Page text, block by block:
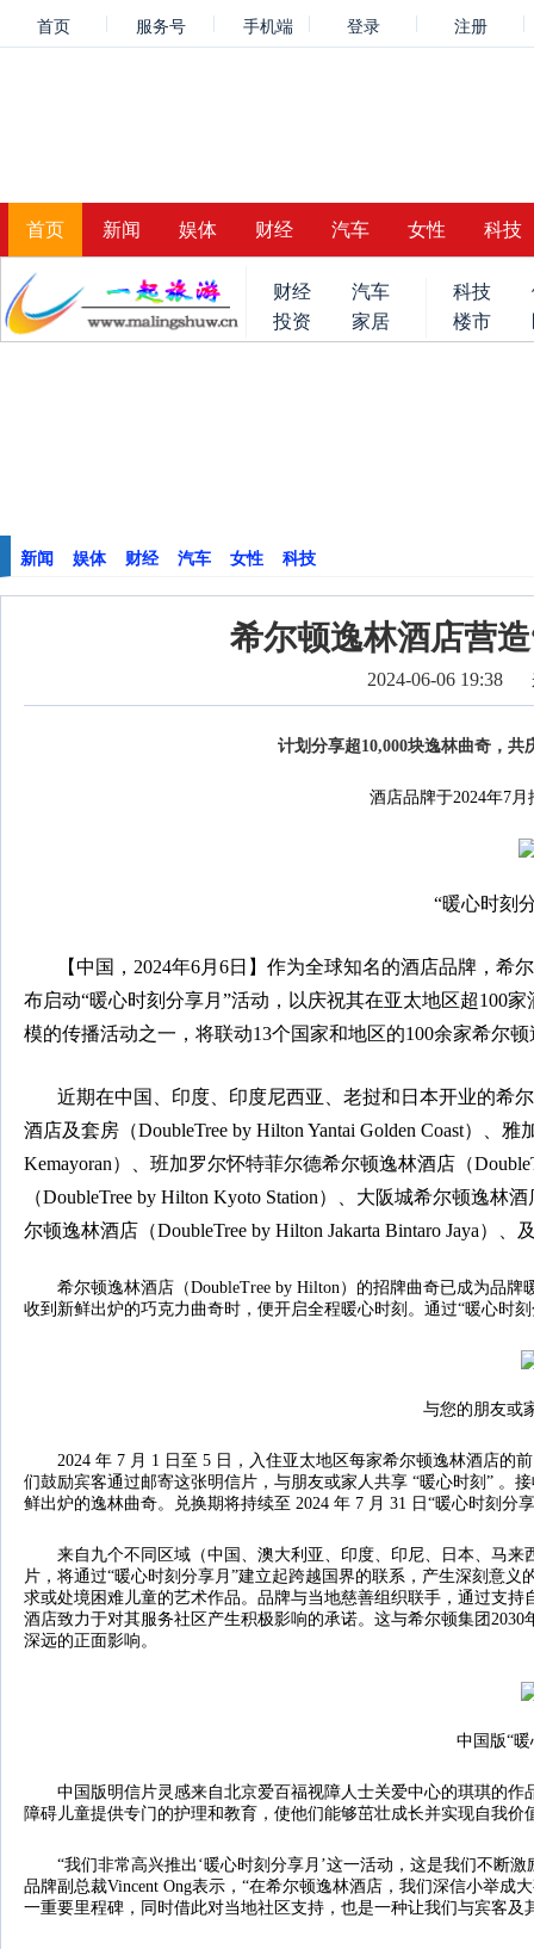
首页 服务号 手机端 登录 注册
首页 新闻 娱体 财经 汽车 女性 科技
财经
汽车
投资
家居
科技
楼市
新闻 娱体 财经 汽车 女性 科技
希尔顿逸林酒店营
2024-06-06 19:38
计划分享超10,000块逸林曲奇 ， 共
酒店品牌于2024年7
“暖心时刻
【中国，2024年6月6日】作为全球知名的酒店品牌，
布启动“暖心时刻分享月”活动，以庆祝其在亚太地区超100
模的传播活动之一，将联动13个国家和地区的100余家希尔
近期在中国、印度、印度尼西亚、老挝和日本开业的希
酒店及套房（DoubleTree by Hilton Yantai Golden Coast）、
Kemayoran）、班加罗尔怀特菲尔德希尔顿逸林酒店（
（DoubleTree by Hilton Kyoto Station）、大阪城希尔顿逸林
尔顿逸林酒店（DoubleTree by Hilton Jakarta Bintaro Jaya）
希尔顿逸林酒店（DoubleTree by Hilton）的招牌曲奇已成为品
收到新鲜出炉的巧克力曲奇时，便开启全程暖心时刻。通过“暖心时
与您的朋友或
2024 年 7 月 1 日至 5 日，入住亚太地区每家希尔顿逸林酒店的
们鼓励宾客通过邮寄这张明信片，与朋友或家人共享 “暖心时刻” 。
鲜出炉的逸林曲奇。兑换期将持续至 2024 年 7 月 31 日“暖心时刻分
来自九个不同区域（中国、澳大利亚、印度、印尼、日本、马
片，将通过“暖心时刻分享月”建立起跨越国界的联系，产生深刻意
求或处境困难儿童的艺术作品。品牌与当地慈善组织联手，通过支
酒店致力于对其服务社区产生积极影响的承诺。这与希尔顿集团
深远的正面影响。
中国版“
中国版明信片灵感来自北京爱百福视障人士关爱中心的琪琪的
障碍儿童提供专门的护理和教育，使他们能够茁壮成长并实现自我价
“我们非常高兴推出‘暖心时刻分享月’这一活动，这是我们不断
品牌副总裁Vincent Ong表示，“在希尔顿逸林酒店，我们深信小举
一重要里程碑，同时借此对当地社区支持，也是一种让我们与宾客及